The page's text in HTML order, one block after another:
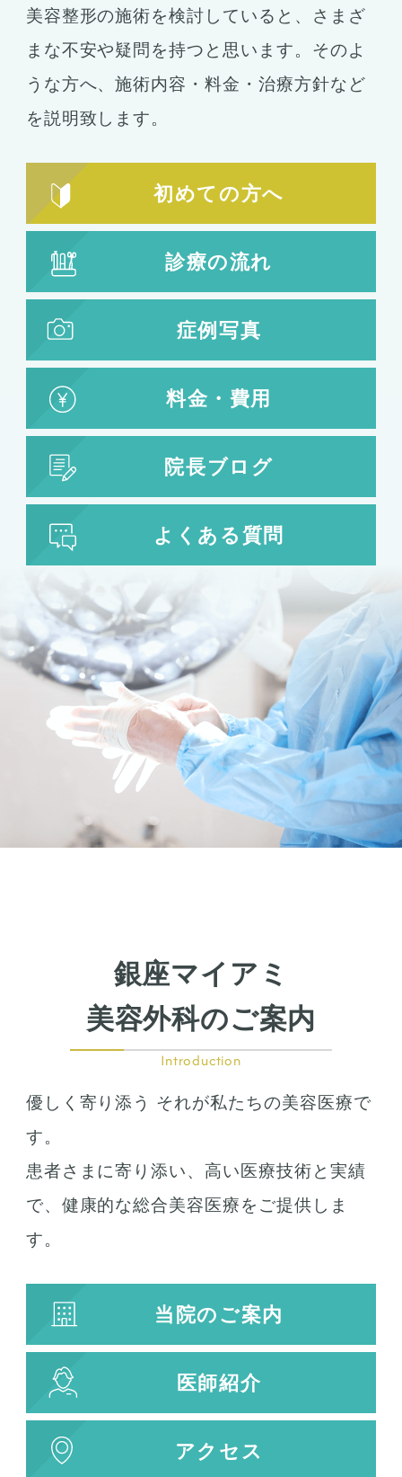
美容整形の施術を検討していると、さまざ
まな不安や疑問を持つと思います。そのよ
うな方へ、施術内容・料金・治療方針など
を説明致します。
初めての方へ
診療の流れ
症例写真
料金・費用
院長ブログ
よくある質問
銀座マイアミ
美容外科のご案内
Introduction
優しく寄り添う それが私たちの美容医療で
す。
患者さまに寄り添い、高い医療技術と実績
で、健康的な総合美容医療をご提供しま
す。
当院のご案内
医師紹介
アクセス